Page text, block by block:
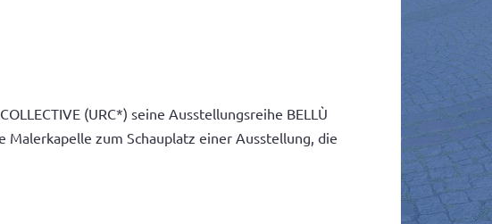
(URC*) seine Ausstellungsreihe BELLÙ
zum Schauplatz einer Ausstellung, die